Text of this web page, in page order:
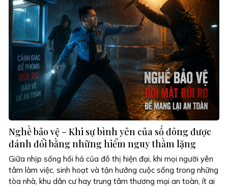
Nghề bảo vệ – Khi sự bình yên của số đông được
đánh đổi bằng những hiểm nguy thầm lặng
Giữa nhịp sống hối hả của đô thị hiện đại, khi mọi người yên
tâm làm việc, sinh hoạt và tận hưởng cuộc sống trong những
tòa nhà, khu dân cư hay trung tâm thương mại an toàn, ít ai